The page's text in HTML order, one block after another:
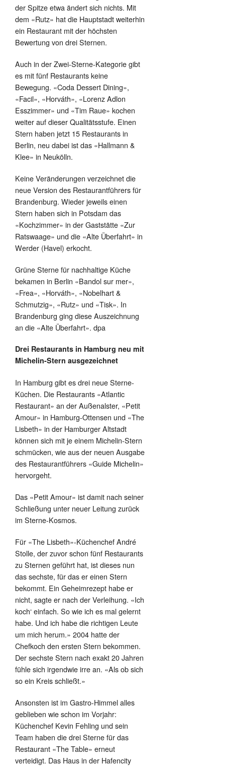
der Spitze etwa ändert sich nichts. Mit
dem «Rutz» hat die Hauptstadt weiterhin
ein Restaurant mit der höchsten
Bewertung von drei Sternen.
Auch in der Zwei-Sterne-Kategorie gibt
es mit fünf Restaurants keine
Bewegung. «Coda Dessert Dining»,
«Facil», «Horváth», «Lorenz Adlon
Esszimmer» und «Tim Raue» kochen
weiter auf dieser Qualitätsstufe. Einen
Stern haben jetzt 15 Restaurants in
Berlin, neu dabei ist das «Hallmann &
Klee» in Neukölln.
Keine Veränderungen verzeichnet die
neue Version des Restaurantführers für
Brandenburg. Wieder jeweils einen
Stern haben sich in Potsdam das
«Kochzimmer» in der Gaststätte «Zur
Ratswaage» und die «Alte Überfahrt» in
Werder (Havel) erkocht.
Grüne Sterne für nachhaltige Küche
bekamen in Berlin «Bandol sur mer»,
«Frea», «Horváth», «Nobelhart &
Schmutzig», «Rutz» und «Tisk». In
Brandenburg ging diese Auszeichnung
an die «Alte Überfahrt». dpa
Drei Restaurants in Hamburg neu mit
Michelin-Stern ausgezeichnet
In Hamburg gibt es drei neue Sterne-
Küchen. Die Restaurants «Atlantic
Restaurant» an der Außenalster, «Petit
Amour» in Hamburg-Ottensen und «The
Lisbeth» in der Hamburger Altstadt
können sich mit je einem Michelin-Stern
schmücken, wie aus der neuen Ausgabe
des Restaurantführers «Guide Michelin»
hervorgeht.
Das «Petit Amour» ist damit nach seiner
Schließung unter neuer Leitung zurück
im Sterne-Kosmos.
Für «The Lisbeth»-Küchenchef André
Stolle, der zuvor schon fünf Restaurants
zu Sternen geführt hat, ist dieses nun
das sechste, für das er einen Stern
bekommt. Ein Geheimrezept habe er
nicht, sagte er nach der Verleihung. «Ich
koch‘ einfach. So wie ich es mal gelernt
habe. Und ich habe die richtigen Leute
um mich herum.» 2004 hatte der
Chefkoch den ersten Stern bekommen.
Der sechste Stern nach exakt 20 Jahren
fühle sich irgendwie irre an. «Als ob sich
so ein Kreis schließt.»
Ansonsten ist im Gastro-Himmel alles
geblieben wie schon im Vorjahr:
Küchenchef Kevin Fehling und sein
Team haben die drei Sterne für das
Restaurant «The Table» erneut
verteidigt. Das Haus in der Hafencity